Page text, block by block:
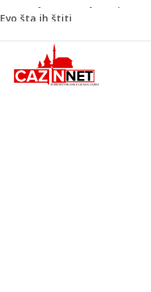
Krenuo u BiH sa 20 kilograma
Juventus igra protiv Intera,
razočarao navijače iz BiH
Užas: Uhapšen Italijan (45)